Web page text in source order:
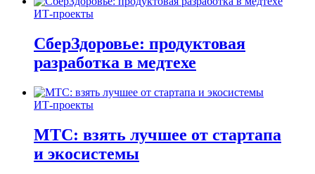
ИТ-проекты
СберЗдоровье: продуктовая
разработка в медтехе
ИТ-проекты
МТС: взять лучшее от стартапа
и экосистемы